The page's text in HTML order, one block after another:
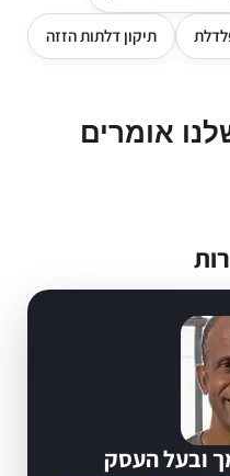
תיקון דלתות הזזה
אומרים
ובעל העסק